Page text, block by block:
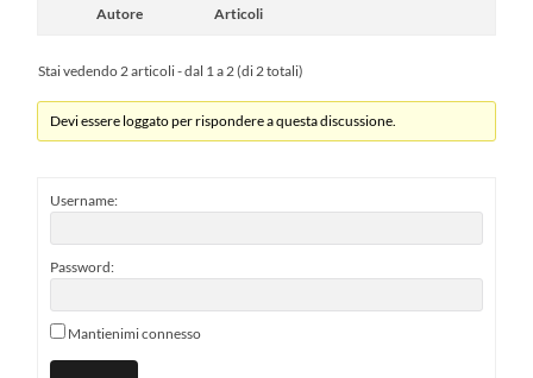
Autore Articoli
Stai vedendo 2 articoli - dal 1 a 2 (di 2 totali)
Devi essere loggato per rispondere a questa discussione.
Username:
Password:
Mantienimi connesso